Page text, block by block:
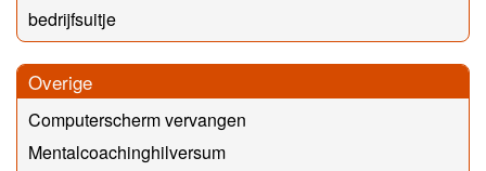
bedrijfsuitje
Overige
Computerscherm vervangen
Mentalcoachinghilversum